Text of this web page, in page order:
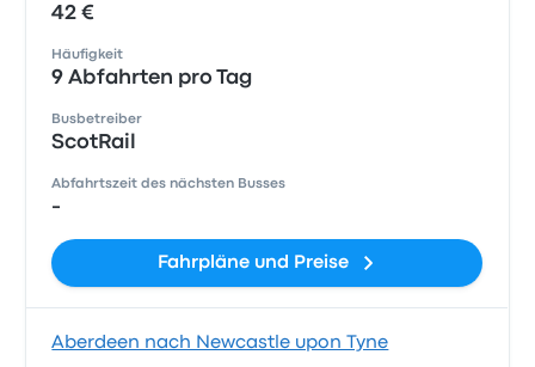
42 €
Häufigkeit
9 Abfahrten pro Tag
Busbetreiber
ScotRail
Abfahrtszeit des nächsten Busses
-
Fahrpläne und Preise
Aberdeen nach Newcastle upon Tyne